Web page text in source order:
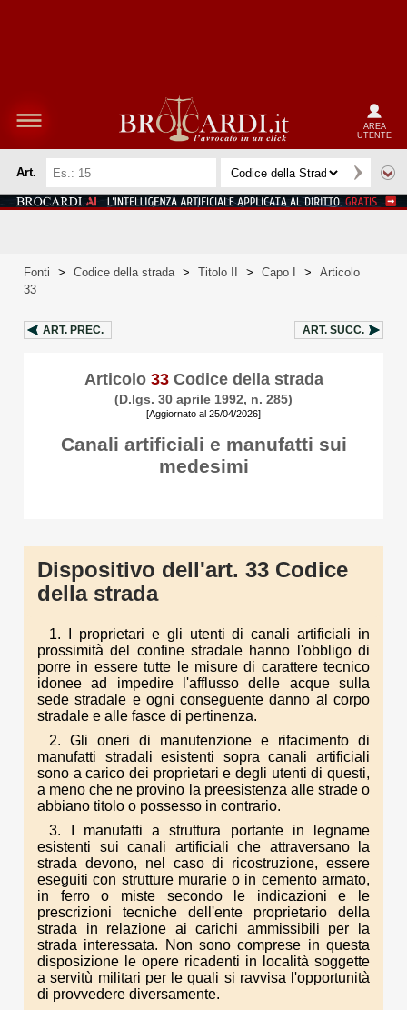
AREA
UTENTE
Art.
Fonti > Codice della strada > Titolo II > Capo I >
Articolo
33
ART. PREC. ART. SUCC.
Articolo 33Codice della strada
(D.lgs. 30 aprile 1992, n. 285)
[Aggiornato al 25/04/2026]
Canali artificiali e manufatti sui
medesimi
Dispositivo dell'art. 33 Codice
della strada
1. I proprietari e gli utenti di canali artificiali in
prossimità del confine stradale hanno l'obbligo di
porre in essere tutte le misure di carattere tecnico
idonee ad impedire l'afflusso delle acque sulla
sede stradale e ogni conseguente danno al corpo
stradale e alle fasce di pertinenza.
2. Gli oneri di manutenzione e rifacimento di
manufatti stradali esistenti sopra canali artificiali
sono a carico dei proprietari e degli utenti di questi,
a meno che ne provino la preesistenza alle strade o
abbiano titolo o possesso in contrario.
3. I manufatti a struttura portante in legname
esistenti sui canali artificiali che attraversano la
strada devono, nel caso di ricostruzione, essere
eseguiti con strutture murarie o in cemento armato,
in ferro o miste secondo le indicazioni e le
prescrizioni tecniche dell'ente proprietario della
strada in relazione ai carichi ammissibili per la
strada interessata. Non sono comprese in questa
disposizione le opere ricadenti in località soggette
a servitù militari per le quali si ravvisa l'opportunità
di provvedere diversamente.